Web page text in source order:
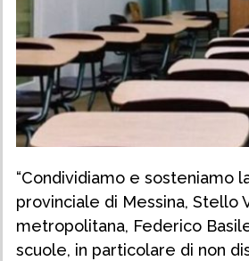
“Condividiamo e sosteniamo
provinciale di Messina, Stello
metropolitana, Federico
scuole, in particolare di non